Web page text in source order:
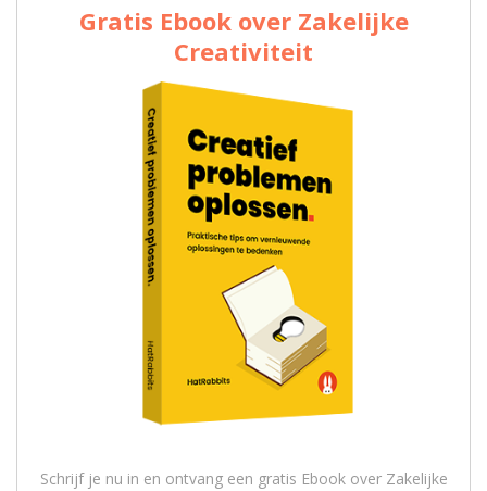
Gratis Ebook over Zakelijke
Creativiteit
Schrijf je nu in en ontvang een gratis Ebook over Zakelijke